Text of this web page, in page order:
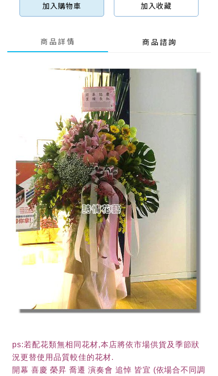
加入購物車 加入收藏
商品詳情 商品諮詢
ps:若配花類無相同花材,本店將依市場供貨及季節狀
況更替使用品質較佳的花材.
開幕 喜慶 榮昇 喬遷 演奏會 追悼 皆宜 (依場合不同調